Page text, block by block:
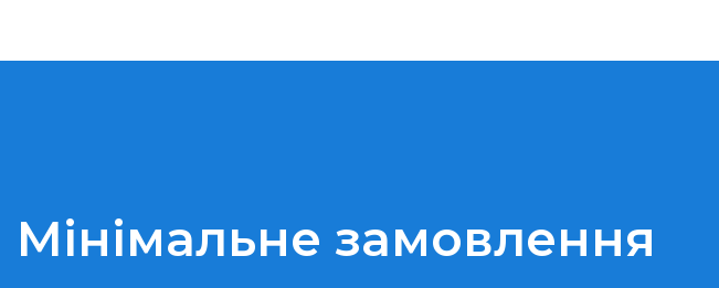
Мінімальне замовлення